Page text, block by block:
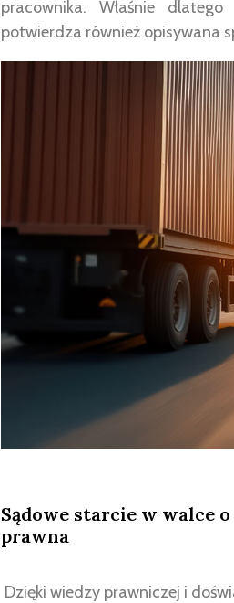
pracownika. Właśnie
potwierdza również opisywana
Sądowe starcie w walce
prawna
Dzięki wiedzy prawniczej i